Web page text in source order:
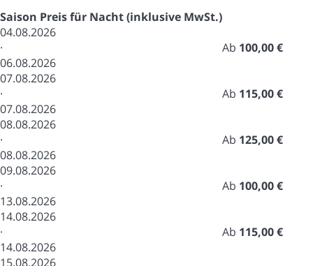
Saison Preis für Nacht (inklusive MwSt.)
04.08.2026
·
06.08.2026
Ab 100,00 €
07.08.2026
·
07.08.2026
Ab 115,00 €
08.08.2026
·
08.08.2026
Ab 125,00 €
09.08.2026
·
13.08.2026
Ab 100,00 €
14.08.2026
·
14.08.2026
Ab 115,00 €
15.08.2026